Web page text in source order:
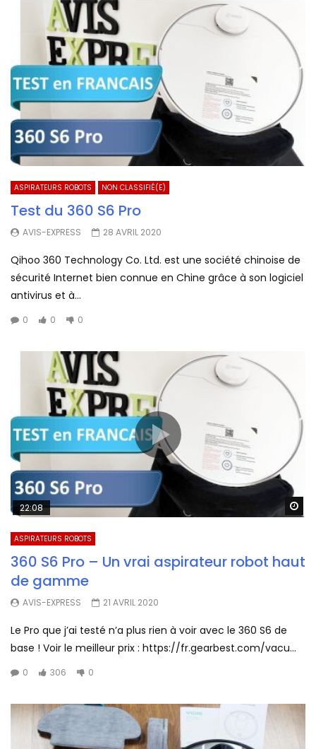
ASPIRATEURS ROBOTS NON CLASSIFIÉ(E)
Test du 360 S6 Pro
AVIS-EXPRESS 28 AVRIL 2020
Qihoo 360 Technology Co. Ltd. est une société chinoise de
sécurité Internet bien connue en Chine grâce à son logiciel
antivirus et à...
0 0 0
22:08
ASPIRATEURS ROBOTS
360 S6 Pro – Un vrai aspirateur robot haut
de gamme
AVIS-EXPRESS 21 AVRIL 2020
Le Pro que j’ai testé n’a plus rien à voir avec le 360 S6 de
base ! Voir le meilleur prix : https://fr.gearbest.com/vacu...
0 306 0